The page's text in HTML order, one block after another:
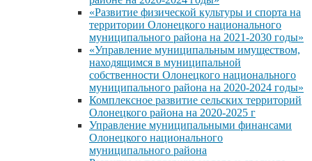
«Развитие физической культуры и спорта на
территории Олонецкого национального
муниципального района на 2021-2030 годы»
«Управление муниципальным имуществом,
находящимся в муниципальной
собственности Олонецкого национального
муниципального района на 2020-2024 годы»
Комплексное развитие сельских территорий
Олонецкого района на 2020-2025 г
Управление муниципальными финансами
Олонецкого национального
муниципального района